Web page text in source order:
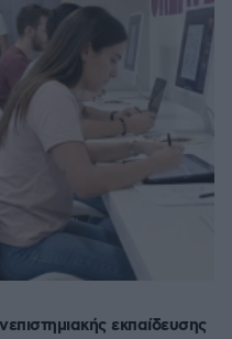
εκπαίδευσης